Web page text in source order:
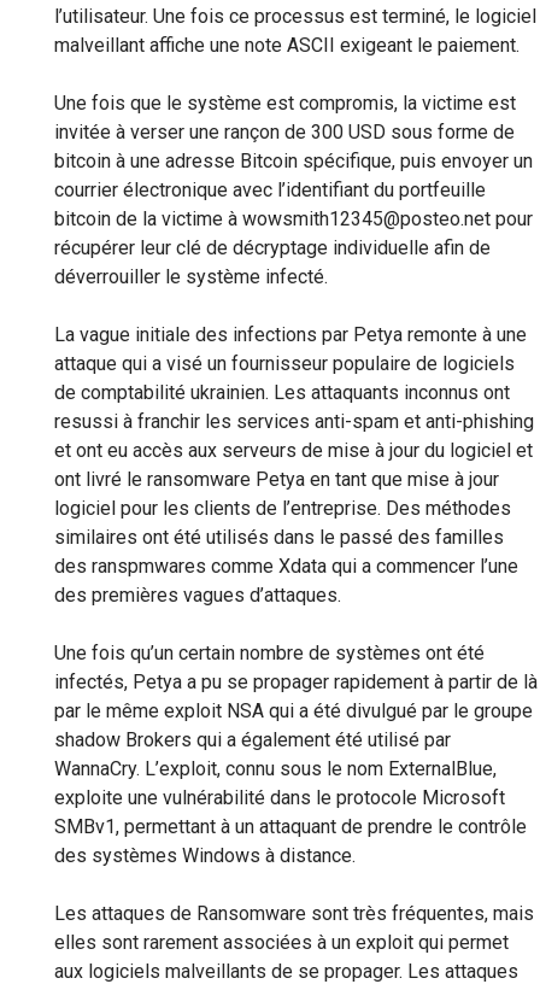
l’utilisateur. Une fois ce processus est terminé, le logiciel
malveillant affiche une note ASCII exigeant le paiement.
Une fois que le système est compromis, la victime est
invitée à verser une rançon de 300 USD sous forme de
bitcoin à une adresse Bitcoin spécifique, puis envoyer un
courrier électronique avec l’identifiant du portfeuille
bitcoin de la victime à wowsmith12345@posteo.net pour
récupérer leur clé de décryptage individuelle afin de
déverrouiller le système infecté.
La vague initiale des infections par Petya remonte à une
attaque qui a visé un fournisseur populaire de logiciels
de comptabilité ukrainien. Les attaquants inconnus ont
resussi à franchir les services anti-spam et anti-phishing
et ont eu accès aux serveurs de mise à jour du logiciel et
ont livré le ransomware Petya en tant que mise à jour
logiciel pour les clients de l’entreprise. Des méthodes
similaires ont été utilisés dans le passé des familles
des ranspmwares comme Xdata qui a commencer l’une
des premières vagues d’attaques.
Une fois qu’un certain nombre de systèmes ont été
infectés, Petya a pu se propager rapidement à partir de là
par le même exploit NSA qui a été divulgué par le groupe
shadow Brokers qui a également été utilisé par
WannaCry. L’exploit, connu sous le nom ExternalBlue,
exploite une vulnérabilité dans le protocole Microsoft
SMBv1, permettant à un attaquant de prendre le contrôle
des systèmes Windows à distance.
Les attaques de Ransomware sont très fréquentes, mais
elles sont rarement associées à un exploit qui permet
aux logiciels malveillants de se propager. Les attaques